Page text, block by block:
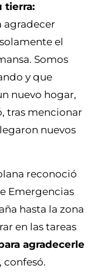
tierra:
agradecer
el
Somos
y que
nuevo hogar,
tras mencionar
nuevos
reconoció
Emergencias
hasta la zona
en las tareas
agradecerle
, confesó.